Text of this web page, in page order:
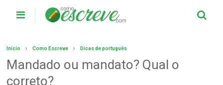
Início Como Escreve Dicas de português
Mandado ou mandato? Qual o
correto?